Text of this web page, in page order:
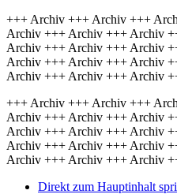
+++ Archiv +++ Archiv +++
Archiv +++ Archiv +++ Archiv
Archiv +++ Archiv +++ Archiv
Archiv +++ Archiv +++ Archiv
Archiv +++ Archiv +++ Archiv
+++ Archiv +++ Archiv +++
Archiv +++ Archiv +++ Archiv
Archiv +++ Archiv +++ Archiv
Archiv +++ Archiv +++ Archiv
Archiv +++ Archiv +++ Archiv
Direkt zum Hauptinhalt